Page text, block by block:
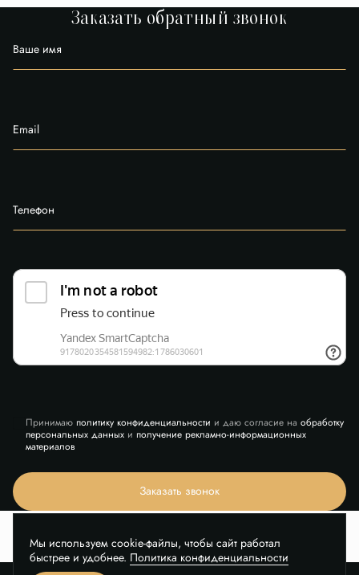
Заказать обратный звонок
Ваше имя
Email
Телефон
Принимаю политику конфиденциальности и даю согласие на обработку
персональных данныхи получение рекламно-информационных
материалов
Заказать звонок
Мы используем cookie-файлы, чтобы сайт работал
быстрее и удобнее. Политика конфиденциальности